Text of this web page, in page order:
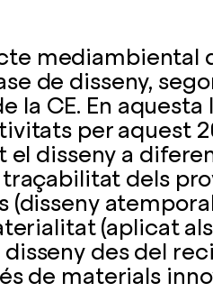
mediambiental
de disseny,
la CE. En aquesta
per aquest
disseny a
dels
(aplicat
des del
de materials